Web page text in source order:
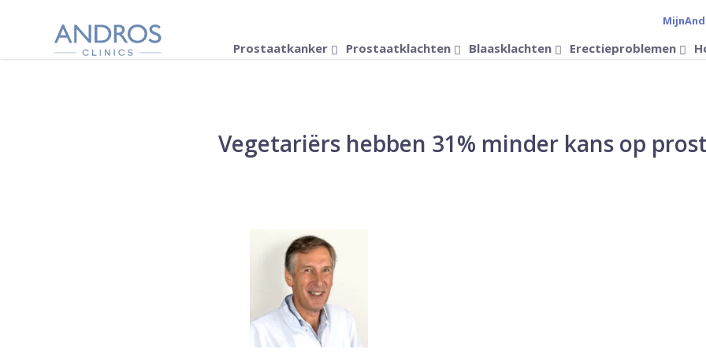
Prostaatkanker Prostaatklachten Blaasklachten Erectieproblemen
Vegetariërs hebben 31% minder kans op